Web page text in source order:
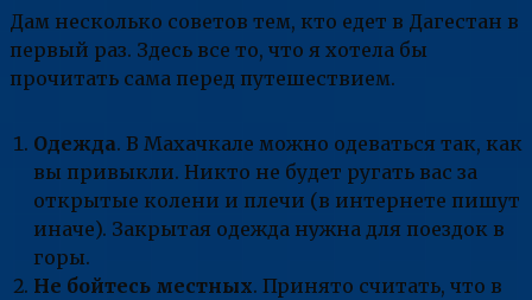
Дам несколько советов тем, кто едет в Дагестан в
первый раз. Здесь все то, что я хотела бы
прочитать сама перед путешествием.
Одежда. В Махачкале можно одеваться так, как
вы привыкли. Никто не будет ругать вас за
открытые колени и плечи (в интернете пишут
иначе). Закрытая одежда нужна для поездок в
горы.
Не бойтесь местных. Принято считать, что в